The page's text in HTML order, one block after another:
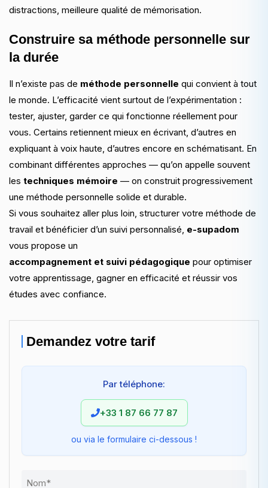
distractions, meilleure qualité de mémorisation.
Construire sa méthode personnelle sur
la durée
Il n’existe pas de méthode personnelle qui convient à tout
le monde. L’efficacité vient surtout de l’expérimentation :
tester, ajuster, garder ce qui fonctionne réellement pour
vous. Certains retiennent mieux en écrivant, d’autres en
expliquant à voix haute, d’autres encore en schématisant. En
combinant différentes approches — qu’on appelle souvent
les techniques mémoire — on construit progressivement
une méthode personnelle solide et durable.
Si vous souhaitez aller plus loin, structurer votre méthode de
travail et bénéficier d’un suivi personnalisé, e-supadom
vous propose un
accompagnement et suivi pédagogique pour optimiser
votre apprentissage, gagner en efficacité et réussir vos
études avec confiance.
Demandez votre tarif
Par téléphone:
+33 1 87 66 77 87
ou via le formulaire ci-dessous !